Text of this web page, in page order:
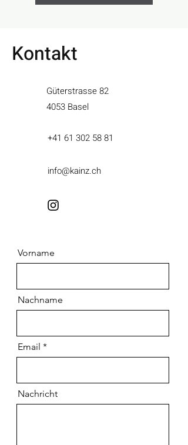
Kontakt
Güterstrasse 82
4053 Basel
+41 61 302 58 81
info@kainz.ch
Vorname
Nachname
Email
Nachricht